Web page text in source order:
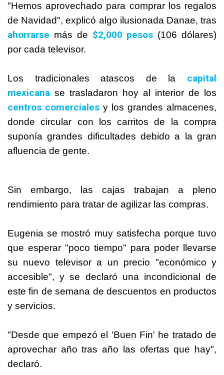
"Hemos aprovechado para comprar los regalos
de Navidad", explicó algo ilusionada Danae, tras
ahorrarse más de $2,000 pesos (106 dólares)
por cada televisor.
Los tradicionales atascos de la capital
mexicana se trasladaron hoy al interior de los
centros comerciales y los grandes almacenes,
donde circular con los carritos de la compra
suponía grandes dificultades debido a la gran
afluencia de gente.
Sin embargo, las cajas trabajan a pleno
rendimiento para tratar de agilizar las compras.
Eugenia se mostró muy satisfecha porque tuvo
que esperar "poco tiempo" para poder llevarse
su nuevo televisor a un precio "económico y
accesible", y se declaró una incondicional de
este fin de semana de descuentos en productos
y servicios.
"Desde que empezó el 'Buen Fin' he tratado de
aprovechar año tras año las ofertas que hay",
declaró.